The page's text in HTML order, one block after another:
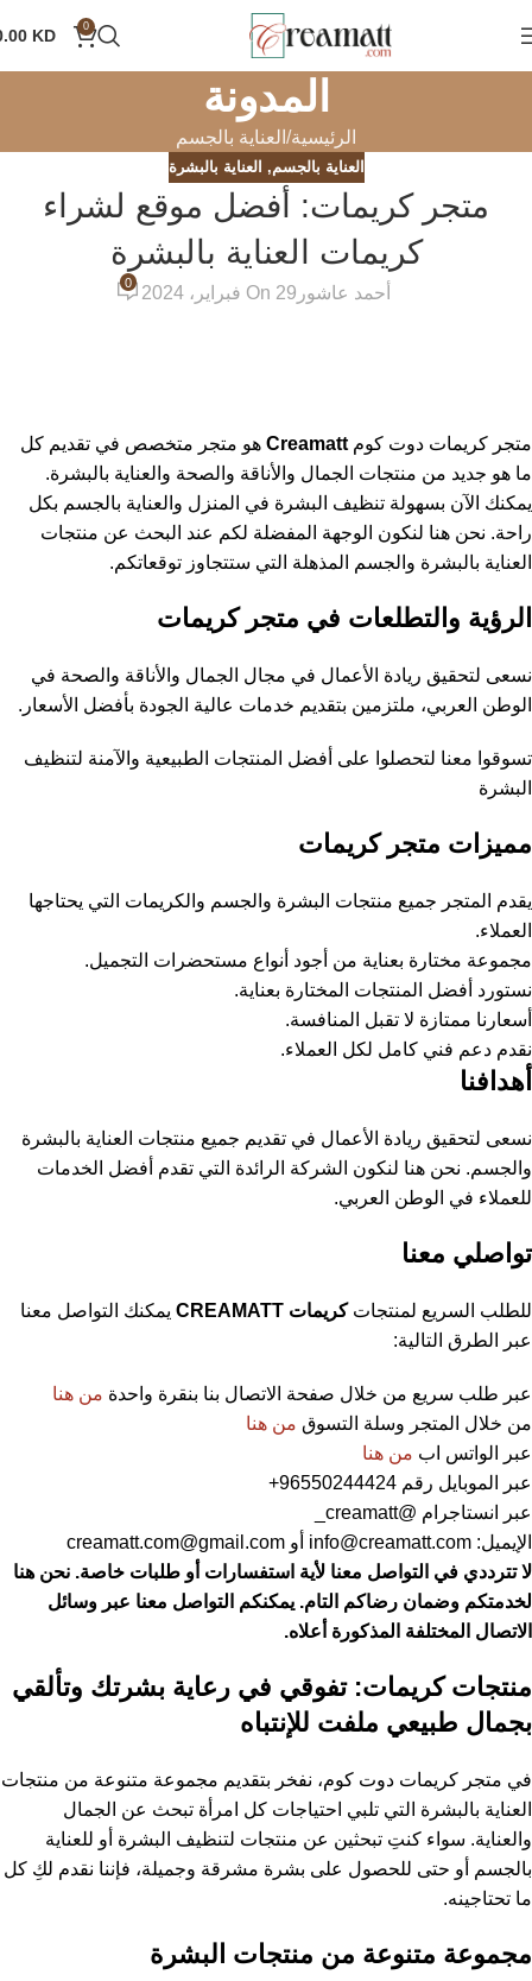
0
KD
المدونة
الرئيسية العناية بالجسم
العناية بالجسم, العناية بالبشرة
متجر كريمات: أفضل موقع لشراء
كريمات العناية بالبشرة
أحمد عاشور On 29 فبراير، 2024
0
متجر كريمات دوت كوم Creamatt هو متجر متخصص في تقديم كل
ما هو جديد من منتجات الجمال والأناقة والصحة والعناية بالبشرة.
يمكنك الآن بسهولة تنظيف البشرة في المنزل والعناية بالجسم بكل
راحة. نحن هنا لنكون الوجهة المفضلة لكم عند البحث عن منتجات
العناية بالبشرة والجسم المذهلة التي ستتجاوز توقعاتكم.
الرؤية والتطلعات في متجر كريمات
نسعى لتحقيق ريادة الأعمال في مجال الجمال والأناقة والصحة في
الوطن العربي، ملتزمين بتقديم خدمات عالية الجودة بأفضل الأسعار.
تسوقوا معنا لتحصلوا على أفضل المنتجات الطبيعية والآمنة لتنظيف
البشرة
مميزات متجر كريمات
يقدم المتجر جميع منتجات البشرة والجسم والكريمات التي يحتاجها
العملاء.
مجموعة مختارة بعناية من أجود أنواع مستحضرات التجميل.
نستورد أفضل المنتجات المختارة بعناية.
أسعارنا ممتازة لا تقبل المنافسة.
نقدم دعم فني كامل لكل العملاء.
أهدافنا
نسعى لتحقيق ريادة الأعمال في تقديم جميع منتجات العناية بالبشرة
والجسم. نحن هنا لنكون الشركة الرائدة التي تقدم أفضل الخدمات
للعملاء في الوطن العربي.
تواصلي معنا
للطلب السريع لمنتجاتكريمات CREAMATT
يمكنك التواصل معنا
عبر الطرق التالية:
عبر طلب سريع من خلال صفحة الاتصال بنا بنقرة واحدة من هنا
من خلال المتجر وسلة التسوق من هنا
عبر الواتس اب من هنا
عبر الموبايل رقم 96550244424+
عبر انستاجرام @creamatt_
الإيميل: info@creamatt.com أو creamatt.com@gmail.com
لا تترددي في التواصل معنا لأية استفسارات أو طلبات خاصة. نحن هنا
لخدمتكم وضمان رضاكم التام. يمكنكم التواصل معنا عبر وسائل
الاتصال المختلفة المذكورة أعلاه.
منتجات كريمات: تفوقي في رعاية بشرتك وتألقي
بجمال طبيعي ملفت للإنتباه
في متجر كريمات دوت كوم، نفخر بتقديم مجموعة متنوعة من منتجات
العناية بالبشرة التي تلبي احتياجات كل امرأة تبحث عن الجمال
والعناية. سواء كنتِ تبحثين عن منتجات لتنظيف البشرة أو للعناية
بالجسم أو حتى للحصول على بشرة مشرقة وجميلة، فإننا نقدم لكِ كل
ما تحتاجينه.
مجموعة متنوعة من منتجات البشرة